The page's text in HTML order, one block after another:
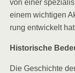
von einer
einem wich­ti­gen
rung ent­wi­ckelt
His­to­ri­sche
Die Geschich­te